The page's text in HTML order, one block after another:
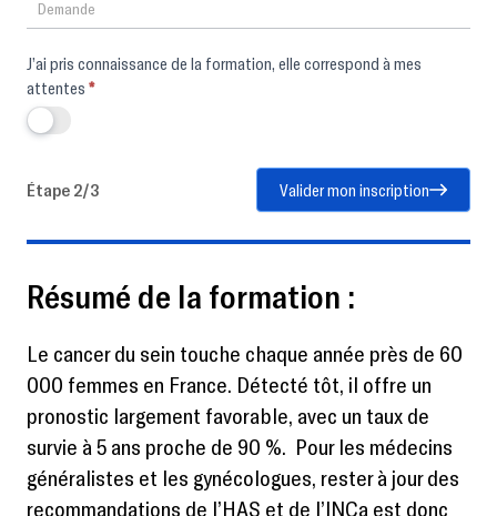
J’ai pris connaissance de la formation, elle correspond à mes
attentes *
Étape 2/3 Valider mon inscription
Résumé de la formation :
Le cancer du sein touche chaque année près de 60
000 femmes en France. Détecté tôt, il offre un
pronostic largement favorable, avec un taux de
survie à 5 ans proche de 90 %. Pour les médecins
généralistes et les gynécologues, rester à jour des
recommandations de l’HAS et de l’INCa est donc